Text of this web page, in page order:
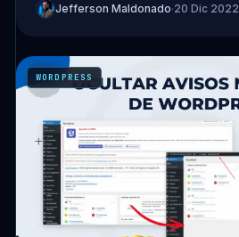
Jefferson Maldonado·20 Dic 2022
WORDPRESS